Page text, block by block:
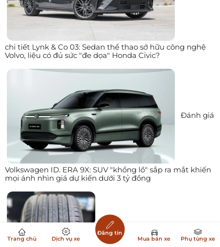
chi tiết Lynk & Co 03: Sedan thể thao sở hữu công nghệ
Volvo, liệu có đủ sức "đe dọa" Honda Civic?
Đánh giá
Volkswagen ID. ERA 9X: SUV "khổng lồ" sắp ra mắt khiến
mọi ánh nhìn giá dự kiến dưới 3 tỷ đồng
Trang chủ Dịch vụ xe
Đăng tin
Mua bán xe
Phụ tùng xe